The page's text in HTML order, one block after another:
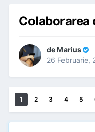
Colaborarea
deMarius
26 Februarie,
1 2 3 4 5